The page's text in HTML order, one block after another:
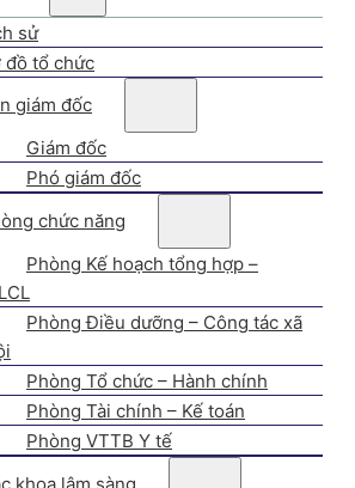
sử
đồ tổ chức
giám đốc
Giám đốc
Phó giám đốc
chức năng
Phòng Kế hoạch tổng hợp –
Phòng Điều dưỡng – Công tác xã
Phòng Tổ chức – Hành chính
Phòng Tài chính – Kế toán
Phòng VTTB Y tế